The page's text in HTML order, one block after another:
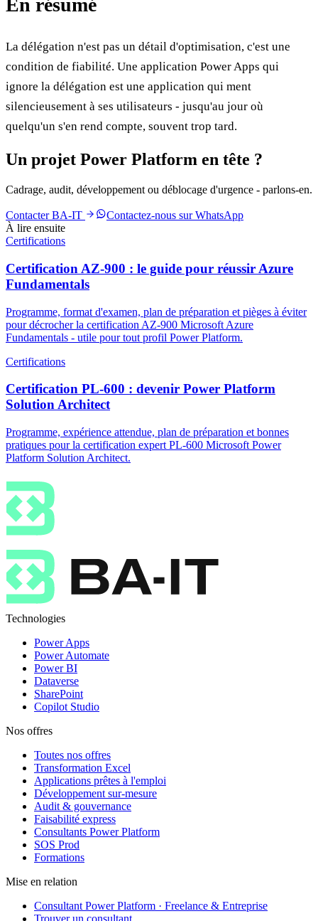
La délégation n'est pas un détail d'optimisation, c'est une
condition de fiabilité. Une application Power Apps qui
ignore la délégation est une application qui ment
silencieusement à ses utilisateurs - jusqu'au jour où
quelqu'un s'en rend compte, souvent trop tard.
Un projet Power Platform en tête ?
Cadrage, audit, développement ou déblocage d'urgence - parlons-en.
Contacter BA-IT
Contactez-nous sur WhatsApp
À lire ensuite
Certifications
Certification AZ-900 : le guide pour réussir Azure
Fundamentals
Programme, format d'examen, plan de préparation et pièges à éviter
pour décrocher la certification AZ-900 Microsoft Azure
Fundamentals - utile pour tout profil Power Platform.
Certifications
Certification PL-600 : devenir Power Platform
Solution Architect
Programme, expérience attendue, plan de préparation et bonnes
pratiques pour la certification expert PL-600 Microsoft Power
Platform Solution Architect.
Technologies
Power Apps
Power Automate
Power BI
Dataverse
SharePoint
Copilot Studio
Nos offres
Toutes nos offres
Transformation Excel
Applications prêtes à l'emploi
Développement sur-mesure
Audit & gouvernance
Faisabilité express
Consultants Power Platform
SOS Prod
Formations
Mise en relation
Consultant Power Platform · Freelance & Entreprise